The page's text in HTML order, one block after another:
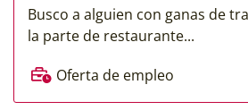
Busco a alguien con ganas de
la parte de restaurante...
Oferta de empleo